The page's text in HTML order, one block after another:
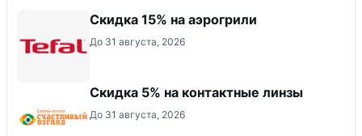
Скидка 15% на аэрогрили
До 31 августа, 2026
Скидка 5% на контактные линзы
До 31 августа, 2026